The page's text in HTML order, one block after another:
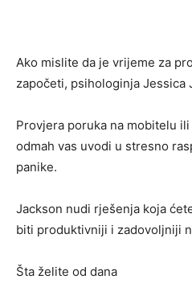
Ako mislite da je vrijeme za
započeti, psihologinja Jessica
Provjera poruka na mobitelu
odmah vas uvodi u stresno
panike.
Jackson nudi rješenja koja
biti produktivniji i zadovoljniji
Šta želite od dana